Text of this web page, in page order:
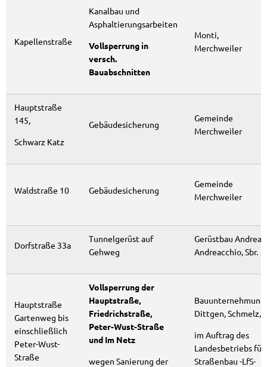
Kapellenstraße
Kanalbau und
Asphaltierungsarbeiten
Vollsperrung in
versch.
Bauabschnitten
Monti,
Merchweiler
Hauptstraße
145,
Schwarz Katz
Gebäudesicherung
Gemeinde
Merchweiler
Waldstraße 10 Gebäudesicherung
Gemeinde
Merchweiler
Dorfstraße 33a
Tunnelgerüst auf
Gehweg
Gerüstbau Andreas
Andreacchio, Sbr.
Hauptstraße
Gartenweg bis
einschließlich
Peter-Wust-
Straße
Vollsperrung der
Hauptstraße,
Friedrichstraße,
Peter-Wust-Straße
und Im Netz
wegen Sanierung der
Bauunternehmung
Dittgen, Schmelz,
im Auftrag des
Landesbetriebs für
Straßenbau -LfS-